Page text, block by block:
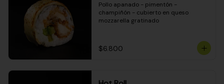
Pollo apanado - pimentón -
champiñón - cubierto en queso
mozzarella gratinado
$6.800